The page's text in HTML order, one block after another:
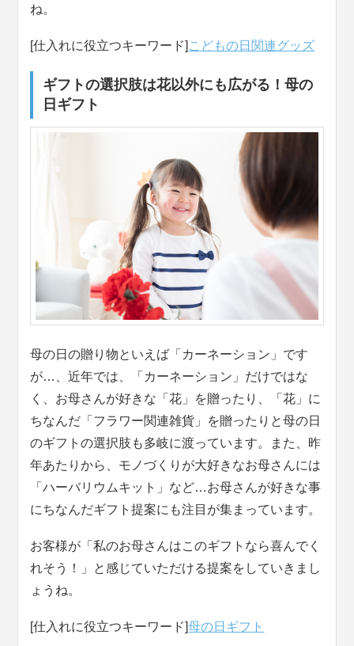
ね。
[仕入れに役立つキーワード] こどもの日関連グッズ
ギフトの選択肢は花以外にも広がる！母の
日ギフト
母の日の贈り物といえば「カーネーション」です
が…、近年では、「カーネーション」だけではな
く、お母さんが好きな「花」を贈ったり、「花」に
ちなんだ「フラワー関連雑貨」を贈ったりと母の日
のギフトの選択肢も多岐に渡っています。また、昨
年あたりから、モノづくりが大好きなお母さんには
「ハーバリウムキット」など…お母さんが好きな事
にちなんだギフト提案にも注目が集まっています。
お客様が「私のお母さんはこのギフトなら喜んでく
れそう！」と感じていただける提案をしていきまし
ょうね。
[仕入れに役立つキーワード]母の日ギフト